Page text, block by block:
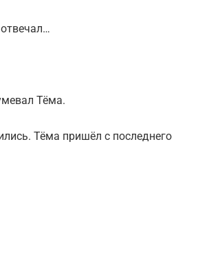
Тёма.
Тёма пришёл с последнего